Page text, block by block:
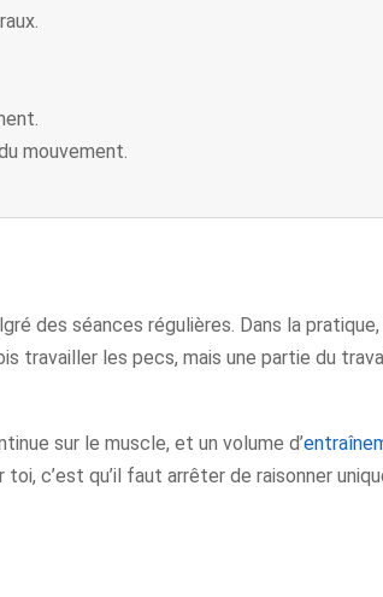
mouvement.
des séances régulières. Dans la
travailler les pecs, mais une partie du
sur le muscle, et un volume d’
c’est qu’il faut arrêter de raisonner